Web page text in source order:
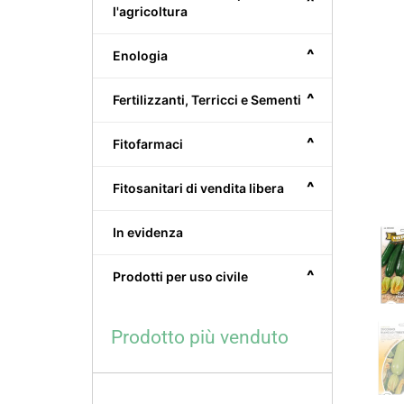
l'agricoltura
^
Enologia
^
Fertilizzanti, Terricci e Sementi
^
Fitofarmaci
^
Fitosanitari di vendita libera
In evidenza
^
Prodotti per uso civile
Prodotto più venduto